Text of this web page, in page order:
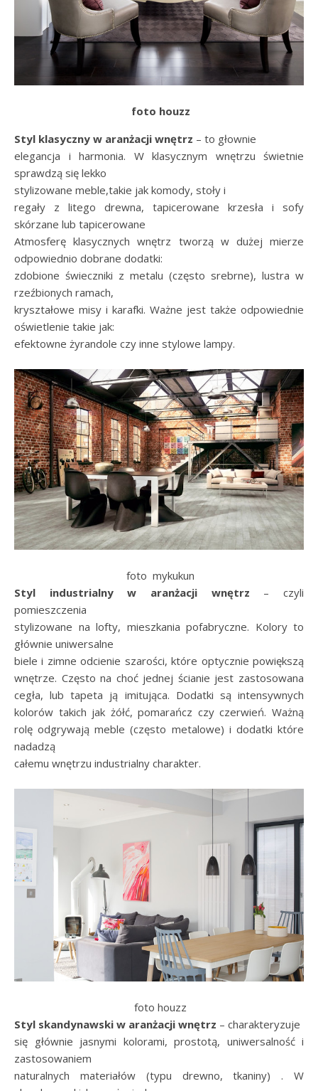
foto houzz
Styl klasyczny w aranżacji wnętrz – to głownie
elegancja i harmonia. W klasycznym wnętrzu świetnie
sprawdzą się lekko
stylizowane meble,takie jak komody, stoły i
regały z litego drewna, tapicerowane krzesła i sofy
skórzane lub tapicerowane
Atmosferę klasycznych wnętrz tworzą w dużej mierze
odpowiednio dobrane dodatki:
zdobione świeczniki z metalu (często srebrne), lustra w
rzeźbionych ramach,
kryształowe misy i karafki. Ważne jest także odpowiednie
oświetlenie takie jak:
efektowne żyrandole czy inne stylowe lampy.
foto mykukun
Styl industrialny w aranżacji wnętrz – czyli
pomieszczenia
stylizowane na lofty, mieszkania pofabryczne. Kolory to
głównie uniwersalne
biele i zimne odcienie szarości, które optycznie powiększą
wnętrze. Często na choć jednej ścianie jest zastosowana
cegła, lub tapeta ją imitująca. Dodatki są intensywnych
kolorów takich jak żółć, pomarańcz czy czerwień. Ważną
rolę odgrywają meble (często metalowe) i dodatki które
nadadzą
całemu wnętrzu industrialny charakter.
foto houzz
Styl skandynawski w aranżacji wnętrz – charakteryzuje
się głównie jasnymi kolorami, prostotą, uniwersalność i
zastosowaniem
naturalnych materiałów (typu drewno, tkaniny) . W